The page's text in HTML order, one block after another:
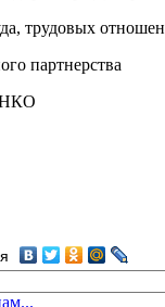
трудовых
партнерства